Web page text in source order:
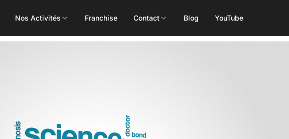
Nos Activités
ALEOP
Franchise Contact Blog YouTube